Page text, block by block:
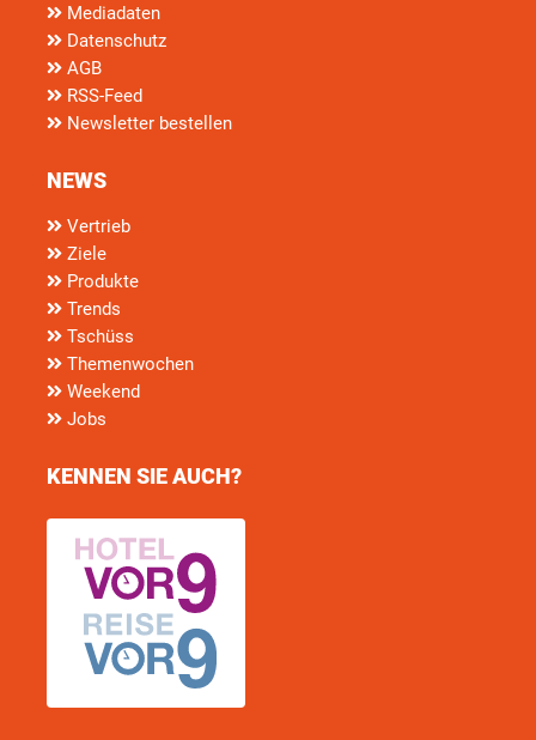
Mediadaten
Datenschutz
AGB
RSS-Feed
Newsletter bestellen
NEWS
Vertrieb
Ziele
Produkte
Trends
Tschüss
Themenwochen
Weekend
Jobs
KENNEN SIE AUCH?